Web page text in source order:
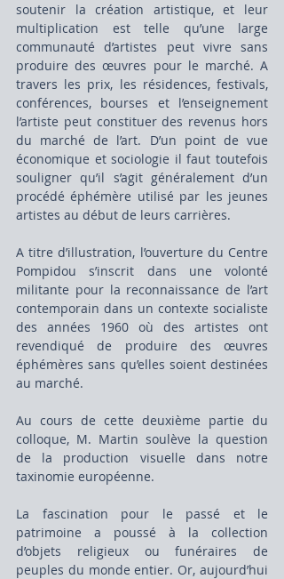
soutenir la création artistique, et leur
multiplication est telle qu’une large
communauté d’artistes peut vivre sans
produire des œuvres pour le marché. A
travers les prix, les résidences, festivals,
conférences, bourses et l’enseignement
l’artiste peut constituer des revenus hors
du marché de l’art. D’un point de vue
économique et sociologie il faut toutefois
souligner qu’il s’agit généralement d’un
procédé éphémère utilisé par les jeunes
artistes au début de leurs carrières.
A titre d’illustration, l’ouverture du Centre
Pompidou s’inscrit dans une volonté
militante pour la reconnaissance de l’art
contemporain dans un contexte socialiste
des années 1960 où des artistes ont
revendiqué de produire des œuvres
éphémères sans qu’elles soient destinées
au marché.
Au cours de cette deuxième partie du
colloque, M. Martin soulève la question
de la production visuelle dans notre
taxinomie européenne.
La fascination pour le passé et le
patrimoine a poussé à la collection
d’objets religieux ou funéraires de
peuples du monde entier. Or, aujourd’hui